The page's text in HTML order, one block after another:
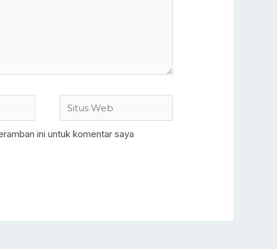
ini untuk komentar saya